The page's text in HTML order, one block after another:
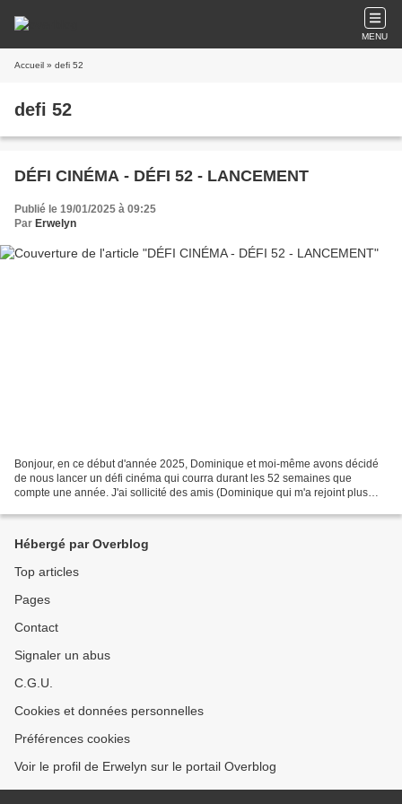
MENU
Accueil » defi 52
defi 52
DÉFI CINÉMA - DÉFI 52 - LANCEMENT
Publié le 19/01/2025 à 09:25
Par Erwelyn
Bonjour, en ce début d'année 2025, Dominique et moi-même avons décidé
de nous lancer un défi cinéma qui courra durant les 52 semaines que
compte une année. J'ai sollicité des amis (Dominique qui m'a rejoint plus
Hébergé par Overblog
Top articles
Pages
Contact
Signaler un abus
C.G.U.
Cookies et données personnelles
Préférences cookies
Voir le profil de Erwelyn sur le portail Overblog